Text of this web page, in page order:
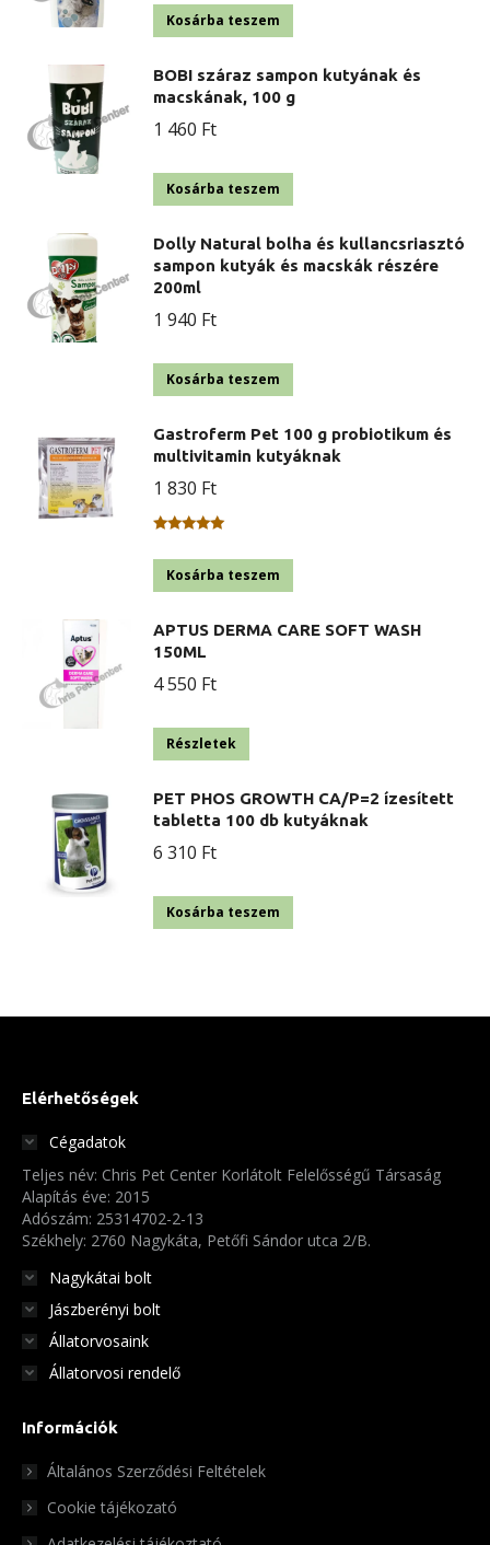
Kosárba teszem
BOBI száraz sampon kutyának és
macskának, 100 g
1 460 Ft
Kosárba teszem
Dolly Natural bolha és kullancsriasztó
sampon kutyák és macskák részére
200ml
1 940 Ft
Kosárba teszem
Gastroferm Pet 100 g probiotikum és
multivitamin kutyáknak
1 830 Ft
5.00/ 5
Kosárba teszem
APTUS DERMA CARE SOFT WASH
150ML
4 550 Ft
Részletek
PET PHOS GROWTH CA/P=2 ízesített
tabletta 100 db kutyáknak
6 310 Ft
Kosárba teszem
Elérhetőségek
Cégadatok
Teljes név: Chris Pet Center Korlátolt Felelősségű Társaság
Alapítás éve: 2015
Adószám: 25314702-2-13
Székhely: 2760 Nagykáta, Petőfi Sándor utca 2/B.
Nagykátai bolt
Jászberényi bolt
Állatorvosaink
Állatorvosi rendelő
Információk
Általános Szerződési Feltételek
Cookie tájékozató